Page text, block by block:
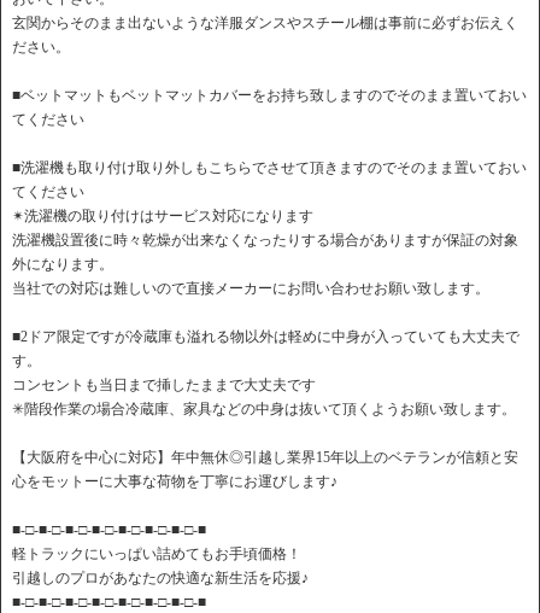
玄関からそのまま出ないような洋服ダンスやスチール棚は事前に必ずお伝えく
ださい。
■ベットマットもベットマットカバーをお持ち致しますのでそのまま置いておい
てください
■洗濯機も取り付け取り外しもこちらでさせて頂きますのでそのまま置いておい
てください
✴︎洗濯機の取り付けはサービス対応になります
洗濯機設置後に時々乾燥が出来なくなったりする場合がありますが保証の対象
外になります。
当社での対応は難しいので直接メーカーにお問い合わせお願い致します。
■2ドア限定ですが冷蔵庫も溢れる物以外は軽めに中身が入っていても大丈夫で
す。
コンセントも当日まで挿したままで大丈夫です
✳︎階段作業の場合冷蔵庫、家具などの中身は抜いて頂くようお願い致します。
【大阪府を中心に対応】年中無休◎引越し業界15年以上のベテランが信頼と安
心をモットーに大事な荷物を丁寧にお運びします♪
■-□-■-□-■-□-■-□-■-□-■-□-■-□-■
軽トラックにいっぱい詰めてもお手頃価格！
引越しのプロがあなたの快適な新生活を応援♪
■-□-■-□-■-□-■-□-■-□-■-□-■-□-■